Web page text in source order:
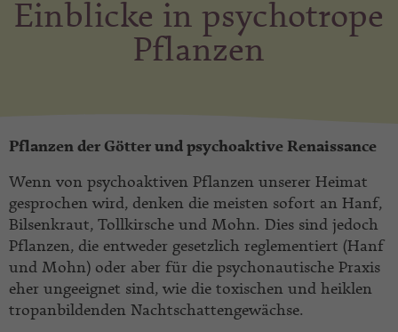
Einblicke in psychotrope
Pflanzen
Pflanzen der Götter und psychoaktive Renaissance
Wenn von psychoaktiven Pflanzen unserer Heimat
gesprochen wird, denken die meisten sofort an Hanf,
Bilsenkraut, Tollkirsche und Mohn. Dies sind jedoch
Pflanzen, die entweder gesetzlich reglementiert (Hanf
und Mohn) oder aber für die psychonautische Praxis
eher ungeeignet sind, wie die toxischen und heiklen
tropanbildenden Nachtschattengewächse.